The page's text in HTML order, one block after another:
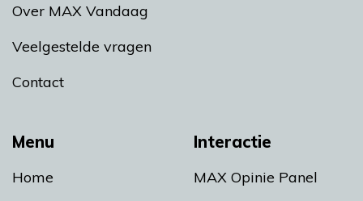
Menu
Home
Interactie
MAX Opinie Panel
Over MAX Vandaag
Veelgestelde vragen
Contact